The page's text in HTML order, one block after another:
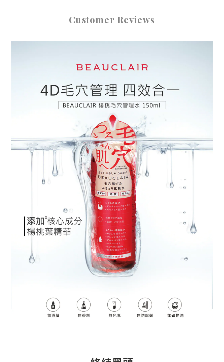
Customer Reviews